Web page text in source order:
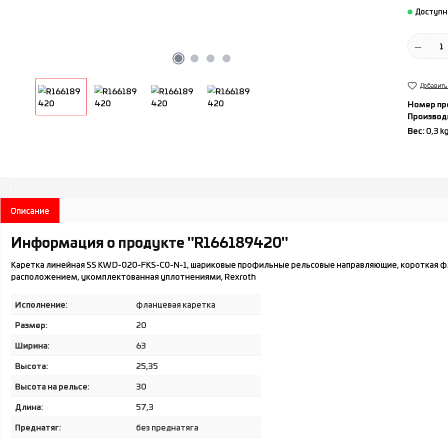
Номер
Вес:0,3 kg
Описание
Информация о продукте "R166189420"
Каретка линейная SS KWD-020-FKS-C0-N-1, шариковые профильные рельсовые направляющие, короткая
расположением, укомплектованная уплотнениями, Rexroth
Исполнение: фланцевая каретка
Размер: 20
Ширина: 63
Высота: 25,35
Высота на рельсе: 30
Длина: 57,3
Преднатяг: без преднатяга